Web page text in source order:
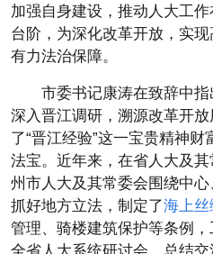
加强自身建设，推动人大工
台阶，为深化改革开放，实
有力法治保障。
市委书记康涛在致辞中
深入晋江调研，溯源改革开
了“晋江经验”这一宝贵精神
法宝。近年来，在省人大及
州市人大及其常委会围绕中
抓好地方立法，制定了海上丝
管理、骑楼建筑保护等条例